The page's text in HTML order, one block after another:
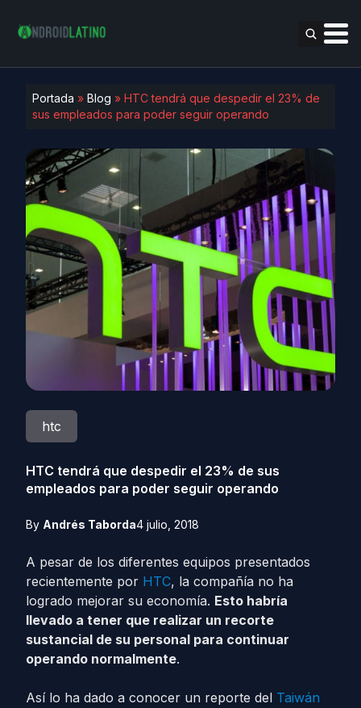
Portada » Blog » HTC tendrá que despedir el 23% de
sus empleados para poder seguir operando
htc
HTC tendrá que despedir el 23% de sus
empleados para poder seguir operando
By Andrés Taborda4 julio, 2018
A pesar de los diferentes equipos presentados
recientemente por HTC, la compañía no ha
logrado mejorar su economía. Esto habría
llevado a tener que realizar un recorte
sustancial de su personal para continuar
operando normalmente.
Así lo ha dado a conocer un reporte del Taiwán